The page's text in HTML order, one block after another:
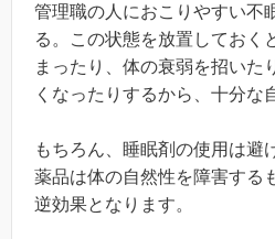
管理職の人におこりやすい不
る。この状態を放置しておく
まったり、体の衰弱を招いた
くなったりするから、十分な
もちろん、睡眠剤の使用は避
薬品は体の自然性を障害する
逆効果となります。